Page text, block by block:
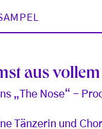
aus
„The Nose“ -
Tänzerin und